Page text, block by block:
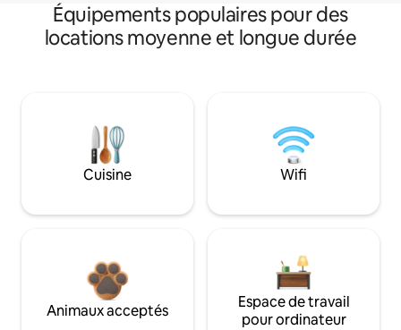
Équipements populaires pour des
locations moyenne et longue durée
Cuisine Wifi
Animaux acceptés
Espace de travail
pour ordinateur